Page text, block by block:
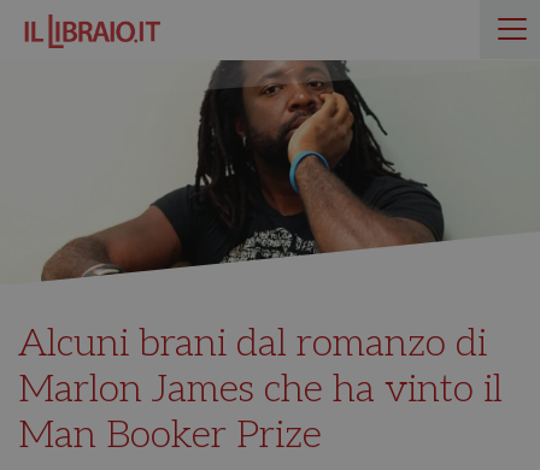
Alcuni brani dal romanzo di
Marlon James che ha vinto il
Man Booker Prize